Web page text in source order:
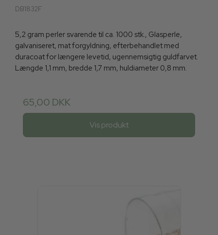
DB1832F
5,2 gram perler svarende til ca. 1000 stk., Glasperle,
galvaniseret, mat forgyldning, efterbehandlet med
duracoat for længere levetid, ugennemsigtig guldfarvet.
Længde 1,1 mm, bredde 1,7 mm, huldiameter 0,8 mm.
65,00 DKK
Vis produkt